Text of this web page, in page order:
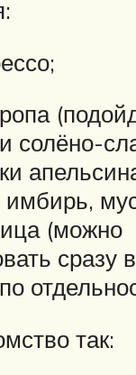
солёно-
имбирь,
(можно
сразу
так: